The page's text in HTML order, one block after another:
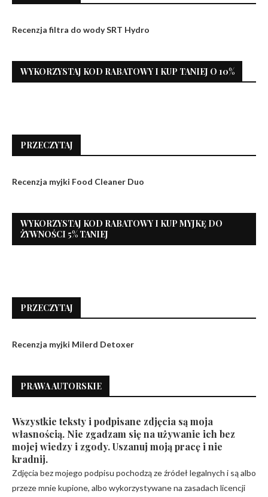
Recenzja filtra do wody SRT Hydro
WYKORZYSTAJ KOD RABATOWY I KUP TANIEJ O 10%
PRZECZYTAJ
Recenzja myjki Food Cleaner Duo
WYKORZYSTAJ KOD RABATOWY I KUP MYJKĘ DO
ŻYWNOŚCI 5% TANIEJ
PRZECZYTAJ
Recenzja myjki Milerd Detoxer
PRAWA AUTORSKIE
Wszystkie teksty i podpisane zdjęcia są moja
własnością. Nie zgadzam się na używanie ich bez
mojej wiedzy i zgody. Uszanuj moją pracę i nie
kradnij.
Zdjęcia bez mojego podpisu pochodzą ze źródeł legalnych i są albo
przeze mnie kupione, albo wykorzystywane na zasadach licencji